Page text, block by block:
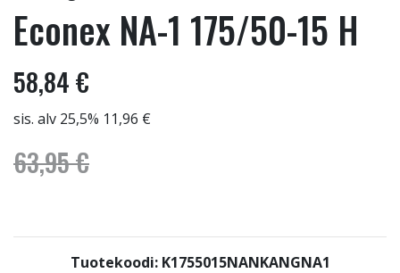
Econex NA-1 175/50-15 H
58,84 €
sis. alv 25,5% 11,96 €
63,95 €
Tuotekoodi: K1755015NANKANGNA1